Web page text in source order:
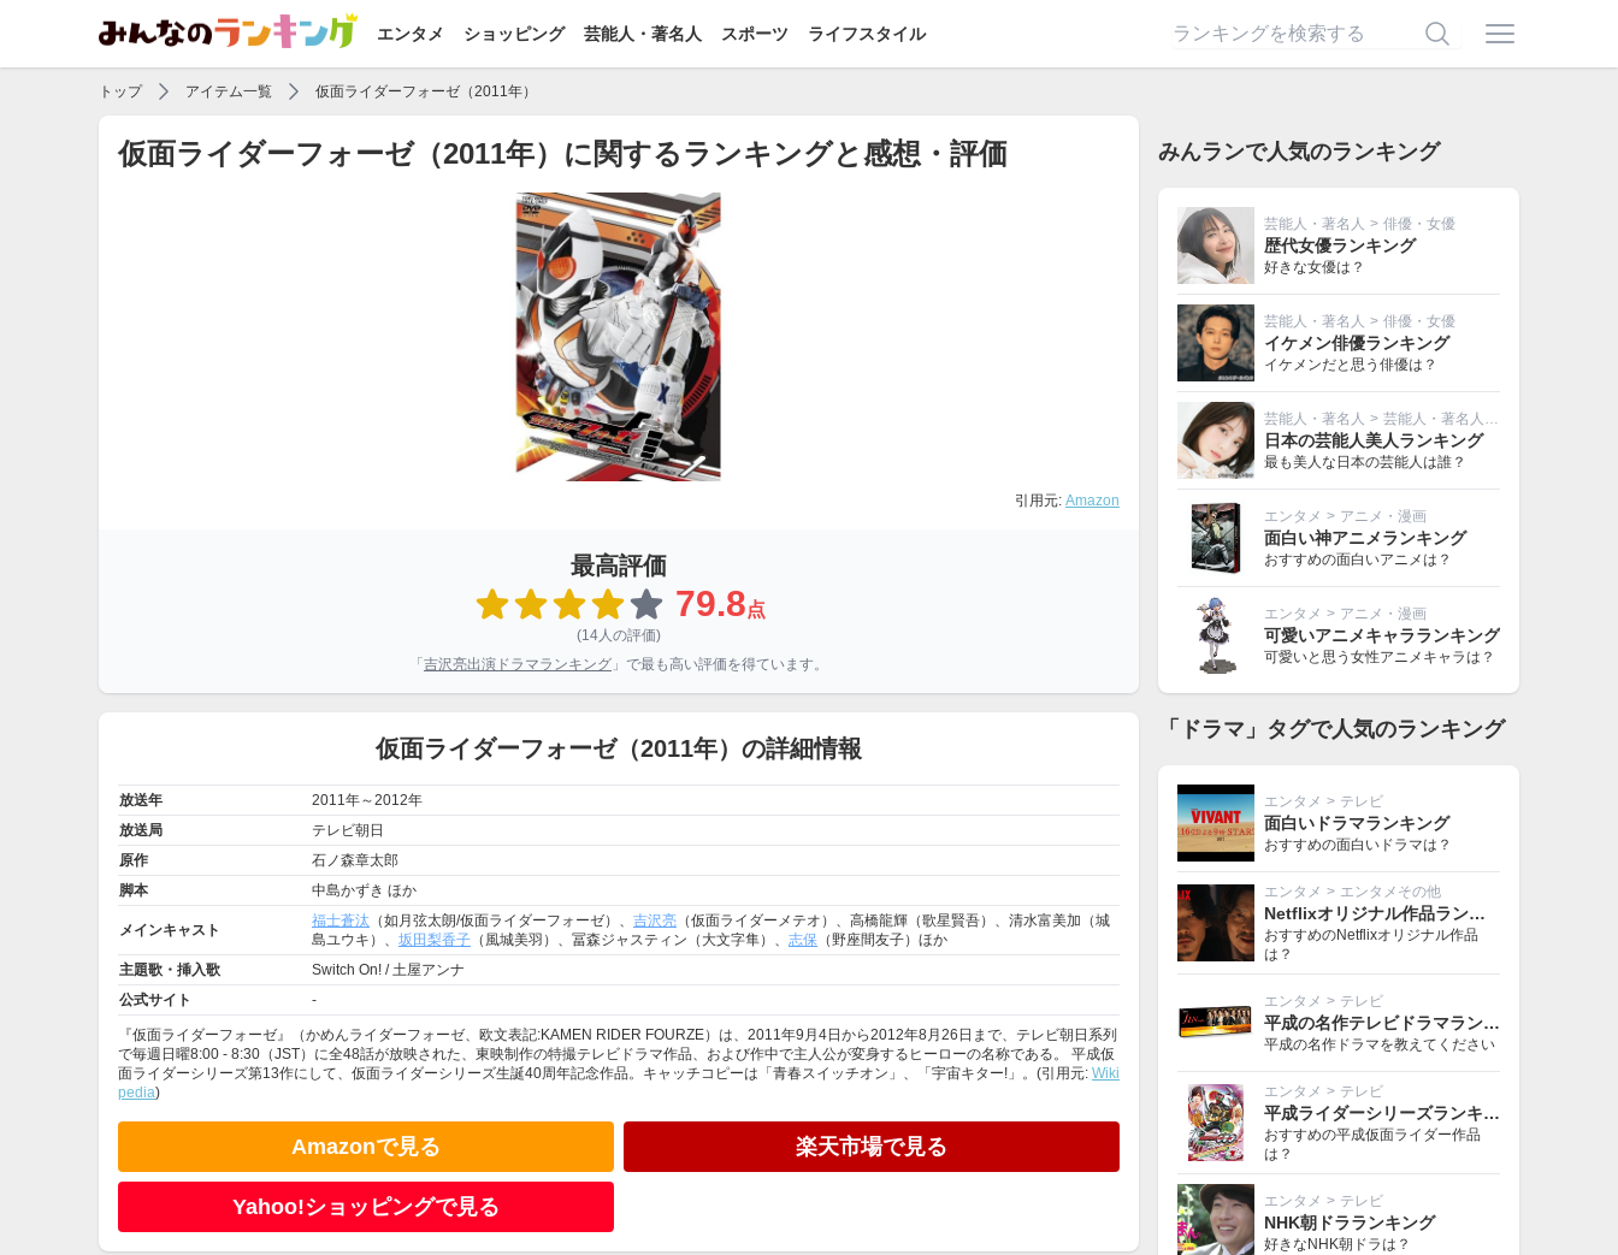
エンタメ ショッピング 芸能人・著名人 スポーツ ライフスタイル
トップ アイテム一覧 仮面ライダーフォーゼ（2011年）
仮面ライダーフォーゼ（2011年）に関するランキングと感想・評価
引用元: Amazon
最高評価
79.8点
(14人の評価)
「 吉沢亮出演ドラマランキング 」で最も高い評価を得ています。
仮面ライダーフォーゼ（2011年）の詳細情報
放送年
2011年～2012年
放送局
テレビ朝日
原作
石ノ森章太郎
脚本
中島かずき ほか
メインキャスト
福士蒼汰 （如月弦太朗/仮面ライダーフォーゼ）、 吉沢亮 （仮面ライダーメテオ）、高橋龍輝（歌星賢吾）、清水富美加（城
島ユウキ）、 坂田梨香子 （風城美羽）、冨森ジャスティン（大文字隼）、 志保 （野座間友子）ほか
主題歌・挿入歌
Switch On! / 土屋アンナ
公式サイト
-
『仮面ライダーフォーゼ』（かめんライダーフォーゼ、欧文表記:KAMEN RIDER FOURZE）は、2011年9月4日から2012年8月26日まで、テレビ朝日系列
で毎週日曜8:00 - 8:30（JST）に全48話が放映された、東映制作の特撮テレビドラマ作品、および作中で主人公が変身するヒーローの名称である。 平成仮
面ライダーシリーズ第13作にして、仮面ライダーシリーズ生誕40周年記念作品。キャッチコピーは「青春スイッチオン」、「宇宙キター!」。(引用元: Wiki
pedia)
Amazonで見る 楽天市場で見る
Yahoo!ショッピングで見る
みんランで人気のランキング
芸能人・著名人 > 俳優・女優
歴代女優ランキング
好きな女優は？
芸能人・著名人 > 俳優・女優
イケメン俳優ランキング
イケメンだと思う俳優は？
芸能人・著名人 > 芸能人・著名人その他
日本の芸能人美人ランキング
最も美人な日本の芸能人は誰？
エンタメ > アニメ・漫画
面白い神アニメランキング
おすすめの面白いアニメは？
エンタメ > アニメ・漫画
可愛いアニメキャラランキング
可愛いと思う女性アニメキャラは？
「ドラマ」タグで人気のランキング
エンタメ > テレビ
面白いドラマランキング
おすすめの面白いドラマは？
エンタメ > エンタメその他
Netflixオリジナル作品ランキング
おすすめのNetflixオリジナル作品
は？
エンタメ > テレビ
平成の名作テレビドラマランキング
平成の名作ドラマを教えてください
エンタメ > テレビ
平成ライダーシリーズランキング
おすすめの平成仮面ライダー作品
は？
エンタメ > テレビ
NHK朝ドラランキング
好きなNHK朝ドラは？